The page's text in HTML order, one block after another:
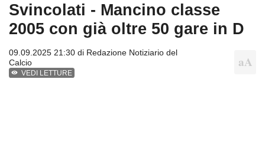
Svincolati - Mancino classe
2005 con già oltre 50 gare in D
09.09.2025 21:30 di Redazione Notiziario del
Calcio
VEDI LETTURE